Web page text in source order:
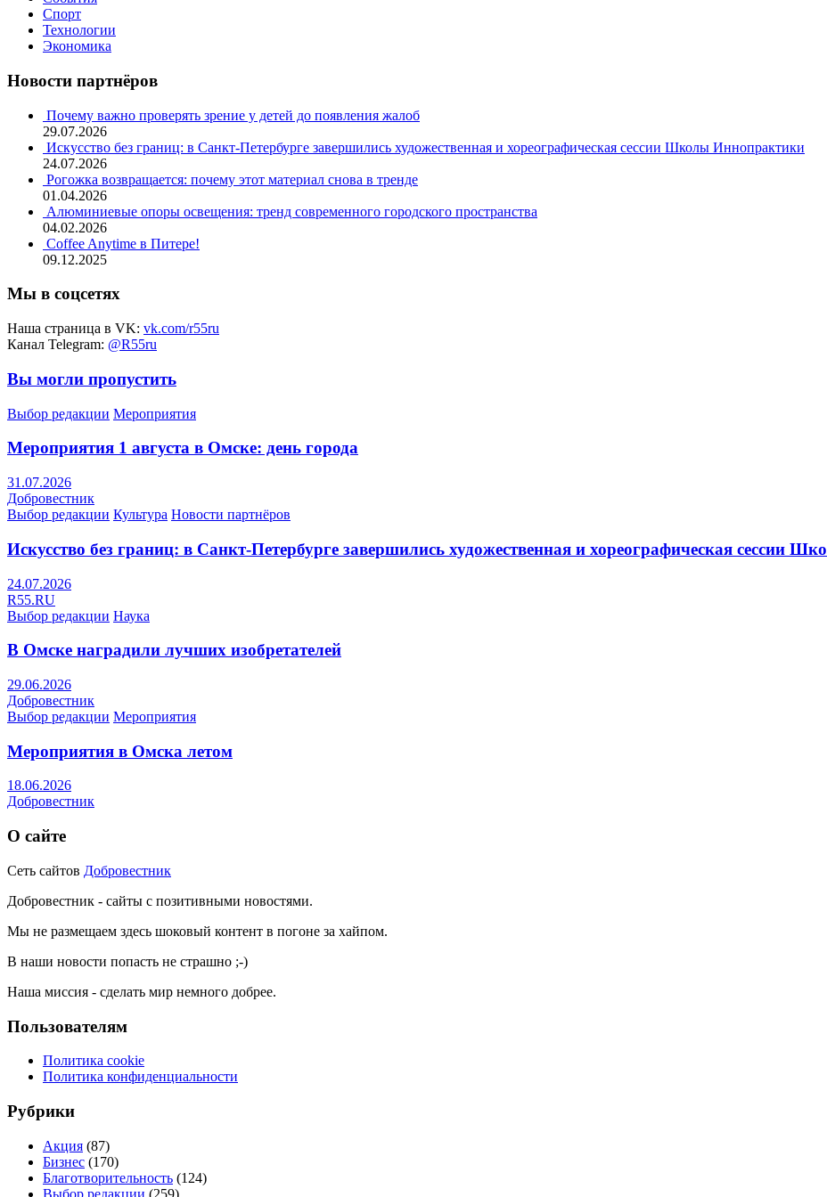
Спорт
Технологии
Экономика
Новости партнёров
Почему важно проверять зрение у детей до появления жалоб
29.07.2026
Искусство без границ: в Санкт-Петербурге завершились художественная и хореографическая сессии Школы Иннопрактики
24.07.2026
Рогожка возвращается: почему этот материал снова в тренде
01.04.2026
Алюминиевые опоры освещения: тренд современного городского пространства
04.02.2026
Coffee Anytime в Питере!
09.12.2025
Мы в соцсетях
Наша страница в VK: vk.com/r55ru
Канал Telegram: @R55ru
Вы могли пропустить
Выбор редакции Мероприятия
Мероприятия 1 августа в Омске: день города
31.07.2026
Добровестник
Выбор редакции Культура Новости партнёров
Искусство без границ: в Санкт-Петербурге завершились художественная и хореографическая сессии
24.07.2026
R55.RU
Выбор редакции Наука
В Омске наградили лучших изобретателей
29.06.2026
Добровестник
Выбор редакции Мероприятия
Мероприятия в Омска летом
18.06.2026
Добровестник
О сайте
Сеть сайтов Добровестник
Добровестник - сайты с позитивными новостями.
Мы не размещаем здесь шоковый контент в погоне за хайпом.
В наши новости попасть не страшно ;-)
Наша миссия - сделать мир немного добрее.
Пользователям
Политика cookie
Политика конфиденциальности
Рубрики
Акция (87)
Бизнес (170)
Благотворительность (124)
Выбор редакции (259)